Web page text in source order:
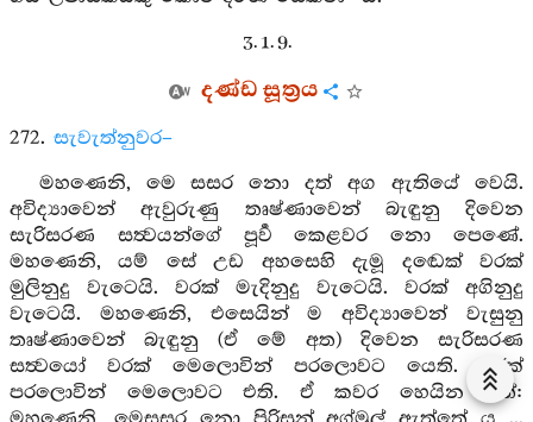
3. 1. 9.
දණ්ඩ සූත්‍රය
272. සැවැත්නුවර–
මහණෙනි, මෙ සසර නො දත් අග ඇතියේ වෙයි.
අවිද්‍යාවෙන් ඇවුරුණු තෘෂ්ණාවෙන් බැඳුනු දිවෙන
සැරිසරණ සත්‍වයන්ගේ පූර්‍ව කෙළවර නො පෙණේ.
මහණෙනි, යම් සේ උඩ අහසෙහි දැමූ දඬෙක් වරක්
මුලිනුදු වැටෙයි. වරක් මැදිනුදු වැටෙයි. වරක් අගිනුදු
වැටෙයි. මහණෙනි, එසෙයින් ම අවිද්‍යාවෙන් වැසුනු
තෘෂ්ණාවෙන් බැඳුනු (ඒ මේ අත) දිවෙන සැරිසරණ
සත්‍වයෝ වරක් මෙලොවින් පරලොවට යෙති. වරක්
පරලොවින් මෙලොවට එති. ඒ කවර හෙයින යත්: